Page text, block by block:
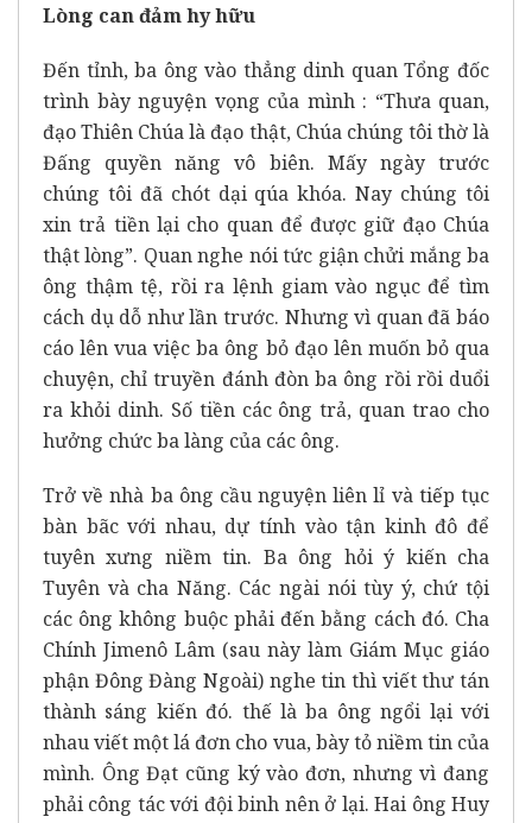
Lòng can đảm hy hữu
Đến tỉnh, ba ông vào thẳng dinh quan Tổng đốc
trình bày nguyện vọng của mình : “Thưa quan,
đạo Thiên Chúa là đạo thật, Chúa chúng tôi thờ là
Đấng quyền năng vô biên. Mấy ngày trước
chúng tôi đã chót dại qúa khóa. Nay chúng tôi
xin trả tiền lại cho quan để được giữ đạo Chúa
thật lòng”. Quan nghe nói tức giận chửi mắng ba
ông thậm tệ, rồi ra lệnh giam vào ngục để tìm
cách dụ dỗ như lần trước. Nhưng vì quan đã báo
cáo lên vua việc ba ông bỏ đạo lên muốn bỏ qua
chuyện, chỉ truyền đánh đòn ba ông rồi rồi duổi
ra khỏi dinh. Số tiền các ông trả, quan trao cho
hưởng chức ba làng của các ông.
Trở về nhà ba ông cầu nguyện liên lỉ và tiếp tục
bàn bãc với nhau, dự tính vào tận kinh đô để
tuyên xưng niềm tin. Ba ông hỏi ý kiến cha
Tuyên và cha Năng. Các ngài nói tùy ý, chứ tội
các ông không buộc phải đến bằng cách đó. Cha
Chính Jimenô Lâm (sau này làm Giám Mục giáo
phận Đông Đàng Ngoài) nghe tin thì viết thư tán
thành sáng kiến đó. thế là ba ông ngổi lại với
nhau viết một lá đơn cho vua, bày tỏ niềm tin của
mình. Ông Đạt cũng ký vào đơn, nhưng vì đang
phải công tác với đội binh nên ở lại. Hai ông Huy